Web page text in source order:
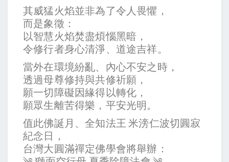
其威猛火焰並非為了令人畏懼，
而是象徵：
以智慧火焰焚盡煩惱黑暗，
令修行者身心清淨、道途吉祥。
當外在環境紛亂、內心不安之時，
透過母尊修持與共修祈願，
願一切障礙因緣得以轉化，
願眾生離苦得樂，平安光明。
值此佛誕月、全知法王 米滂仁波切圓寂
紀念日，
台灣大圓滿禪定佛學會將舉辦：